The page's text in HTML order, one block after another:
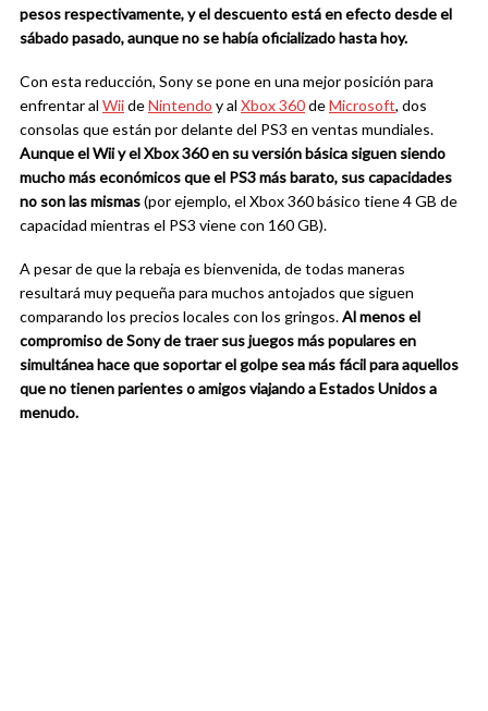
pesos respectivamente, y el descuento está en efecto desde el
sábado pasado, aunque no se había oficializado hasta hoy.
Con esta reducción, Sony se pone en una mejor posición para
enfrentar al WiideNintendo y al Xbox 360deMicrosoft, dos
consolas que están por delante del PS3 en ventas mundiales.
Aunque el Wii y el Xbox 360 en su versión básica siguen siendo
mucho más económicos que el PS3 más barato, sus capacidades
no son las mismas(por ejemplo, el Xbox 360 básico tiene 4 GB de
capacidad mientras el PS3 viene con 160 GB).
A pesar de que la rebaja es bienvenida, de todas maneras
resultará muy pequeña para muchos antojados que siguen
comparando los precios locales con los gringos.Al menos el
compromiso de Sony de traer sus juegos más populares en
simultánea hace que soportar el golpe sea más fácil para aquellos
que no tienen parientes o amigos viajando a Estados Unidos a
menudo.